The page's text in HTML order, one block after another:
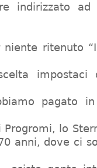
indirizzato
ritenuto
pagato
Progromi, lo
anni, dove ci